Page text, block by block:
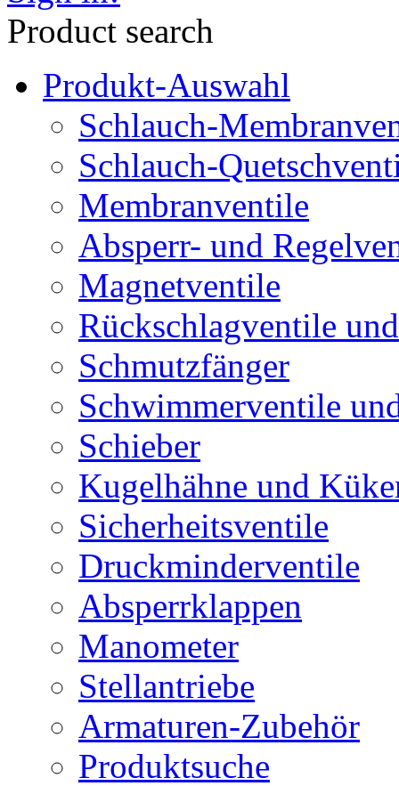
Product search
Produkt-Auswahl
Schlauch-
Schlauch-
Membranventile
Absperr- und
Magnetventile
Rückschlagventile
Schmutzfänger
Schwimmerventile
Schieber
Kugelhähne und
Sicherheitsventile
Druckminderventile
Absperrklappen
Manometer
Stellantriebe
Armaturen-Zubehör
Produktsuche